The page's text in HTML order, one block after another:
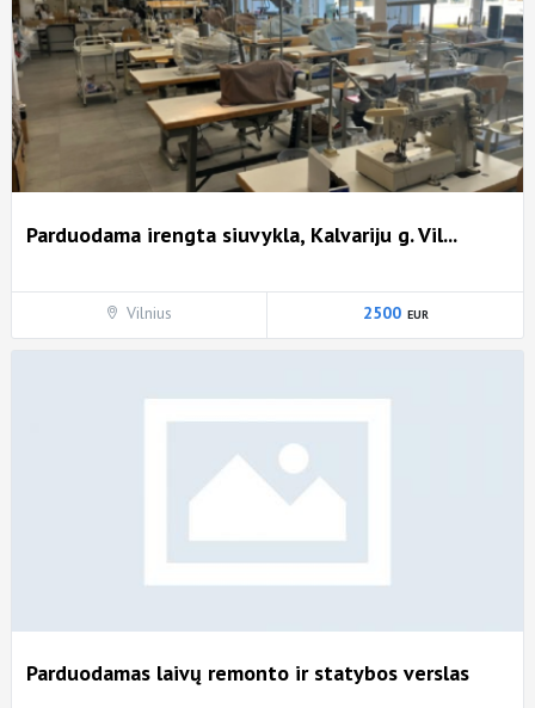
Parduodama irengta siuvykla, Kalvariju g. Vil...
Vilnius 2500
Parduodamas laivų remonto ir statybos verslas